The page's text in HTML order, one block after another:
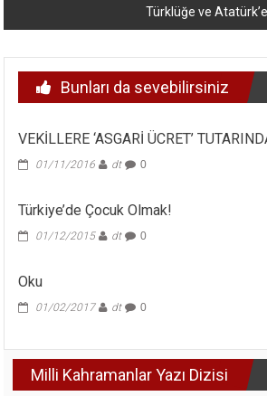
Türklüğe ve
Bunları da sevebilirsiniz
VEKİLLERE ‘ASGARİ ÜCRET’
01/11/2016 dt 0
Türkiye’de Çocuk Olmak!
01/12/2015 dt 0
Oku
01/02/2017 dt 0
Milli Kahramanlar Yazı Dizisi